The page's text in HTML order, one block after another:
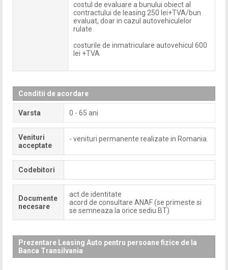
costul de evaluare a bunului obiect al
contractului de leasing 250 lei+TVA/bun
evaluat, doar in cazul autovehiculelor
rulate
costurile de inmatriculare autovehicul 600
lei +TVA
Conditii de acordare
Varsta 0 - 65 ani
Venituri
acceptate
- venituri permanente realizate in Romania.
Codebitori
Documente
necesare
act de identitate
acord de consultare ANAF (se primeste si
se semneaza la orice sediu BT)
Prezentare Leasing Auto pentru persoane fizice de la
Banca Transilvania